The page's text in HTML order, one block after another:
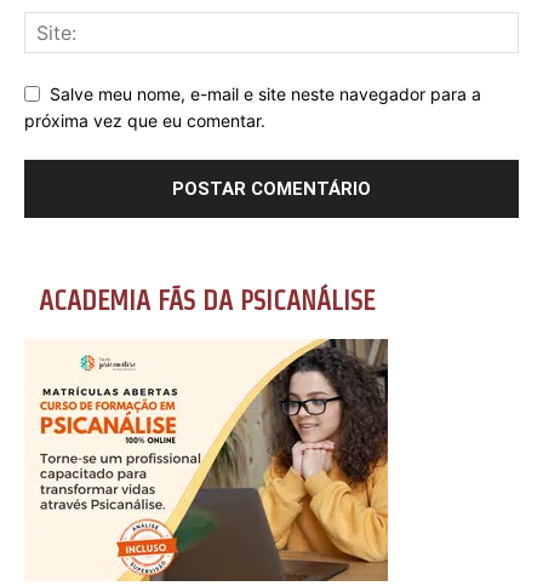
Salve meu nome, e-mail e site neste navegador para a
próxima vez que eu comentar.
ACADEMIA FÃS DA PSICANÁLISE